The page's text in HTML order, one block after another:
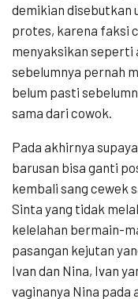
demikian disebutkan
protes, karena faksi
menyaksikan seperti
sebelumnya pernah
belum pasti
sama dari cowok.
Pada akhirnya
barusan bisa ganti
kembali sang cewek
Sinta yang tidak
kelelahan bermain-
pasangan kejutan
Ivan dan Nina, Ivan
vaginanya Nina pada